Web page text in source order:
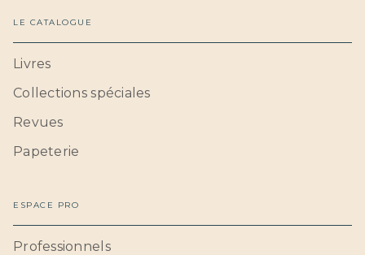
LE CATALOGUE
Livres
Collections spéciales
Revues
Papeterie
ESPACE PRO
Professionnels